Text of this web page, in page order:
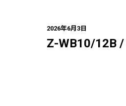
2026年6月3日
Z-WB10/12B